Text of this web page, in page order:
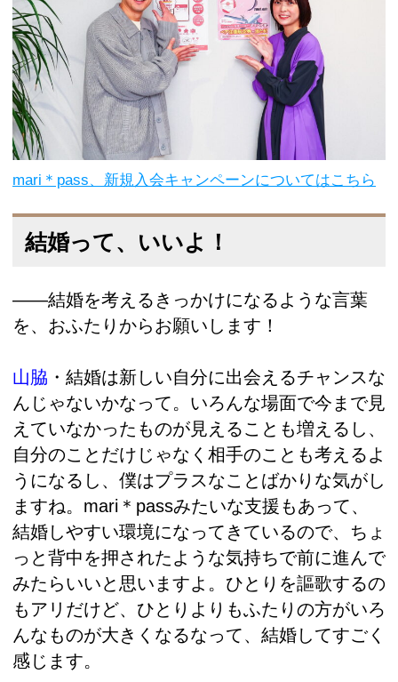
mari＊pass、新規入会キャンペーンについてはこちら
結婚って、いいよ！
――結婚を考えるきっかけになるような言葉
を、おふたりからお願いします！
山脇 ・ 結婚は新しい自分に出会えるチャンスな
んじゃないかなって。いろんな場面で今まで見
えていなかったものが見えることも増えるし、
自分のことだけじゃなく相手のことも考えるよ
うになるし、僕はプラスなことばかりな気がし
ますね。mari＊passみたいな支援もあって、
結婚しやすい環境になってきているので、ちょ
っと背中を押されたような気持ちで前に進んで
みたらいいと思いますよ。ひとりを謳歌するの
もアリだけど、ひとりよりもふたりの方がいろ
んなものが大きくなるなって、結婚してすごく
感じます。